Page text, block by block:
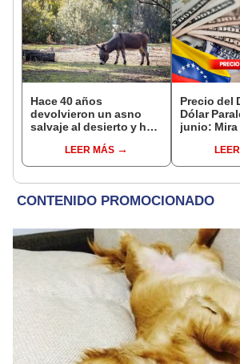
Hace 40 años
devolvieron un asno
salvaje al desierto y hoy
reforestar el ecosistema
de forma natural
LEER MÁS
Precio del
Dólar
junio: Mira
Venezuela